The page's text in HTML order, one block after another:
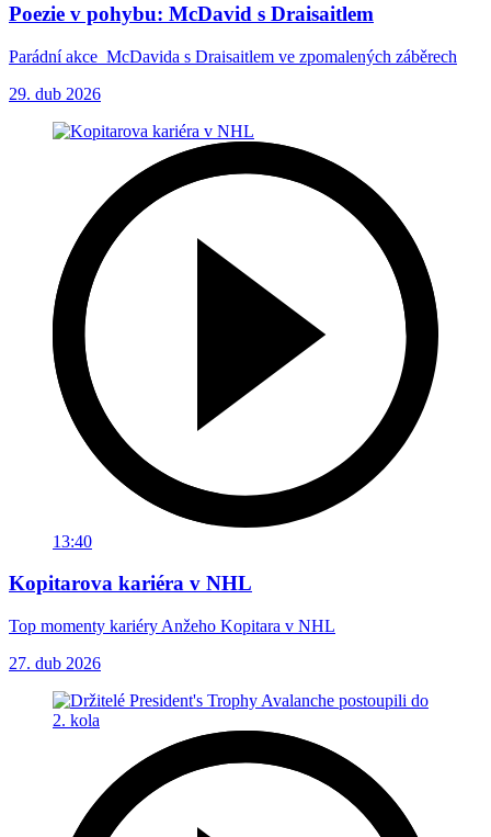
Poezie v pohybu: McDavid s Draisaitlem
Parádní akce McDavida s Draisaitlem ve zpomalených záběrech
29. dub 2026
13:40
Kopitarova kariéra v NHL
Top momenty kariéry Anžeho Kopitara v NHL
27. dub 2026